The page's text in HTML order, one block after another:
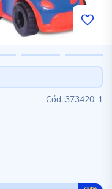
373420-1